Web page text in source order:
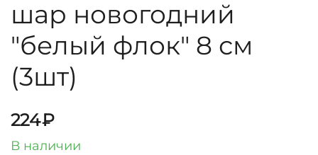
шар новогодний
"белый флок" 8 см
(3шт)
224₽
В наличии